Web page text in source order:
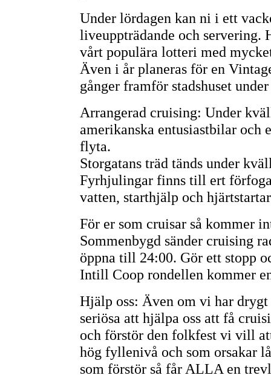
Under lördagen kan ni i ett
liveuppträdande och servering.
vårt populära lotteri med
Även i år planeras för en
gånger framför stadshuset
Arrangerad cruising: Under
amerikanska entusiastbilar
flyta.
Storgatans träd tänds under
Fyrhjulingar finns till ert
vatten, starthjälp och
För er som cruisar så kommer
Sommenbygd sänder cruising
öppna till 24:00. Gör ett stopp
Intill Coop rondellen kommer
Hjälp oss: Även om vi har
seriösa att hjälpa oss att få
och förstör den folkfest vi vill
hög fyllenivå och som orsakar
som förstör så får ALLA en